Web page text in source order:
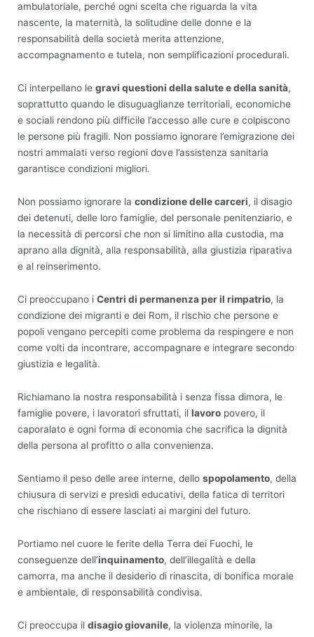
ambulatoriale, perché ogni scelta che riguarda la vita
nascente, la maternità, la solitudine delle donne e la
responsabilità della società merita attenzione,
accompagnamento e tutela, non semplificazioni procedurali.
Ci interpellano le gravi questioni della salute e della sanità,
soprattutto quando le disuguaglianze territoriali, economiche
e sociali rendono più difficile l’accesso alle cure e colpiscono
le persone più fragili. Non possiamo ignorare l’emigrazione dei
nostri ammalati verso regioni dove l’assistenza sanitaria
garantisce condizioni migliori.
Non possiamo ignorare la condizione delle carceri, il disagio
dei detenuti, delle loro famiglie, del personale penitenziario, e
la necessità di percorsi che non si limitino alla custodia, ma
aprano alla dignità, alla responsabilità, alla giustizia riparativa
e al reinserimento.
Ci preoccupano i Centri di permanenza per il rimpatrio, la
condizione dei migranti e dei Rom, il rischio che persone e
popoli vengano percepiti come problema da respingere e non
come volti da incontrare, accompagnare e integrare secondo
giustizia e legalità.
Richiamano la nostra responsabilità i senza fissa dimora, le
famiglie povere, i lavoratori sfruttati, il lavoro povero, il
caporalato e ogni forma di economia che sacrifica la dignità
della persona al profitto o alla convenienza.
Sentiamo il peso delle aree interne, dello spopolamento, della
chiusura di servizi e presìdi educativi, della fatica di territori
che rischiano di essere lasciati ai margini del futuro.
Portiamo nel cuore le ferite della Terra dei Fuochi, le
conseguenze dell’inquinamento, dell’illegalità e della
camorra, ma anche il desiderio di rinascita, di bonifica morale
e ambientale, di responsabilità condivisa.
Ci preoccupa il disagio giovanile, la violenza minorile, la